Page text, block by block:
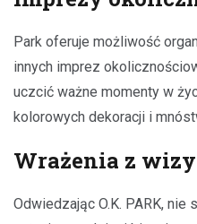
Park oferuje możliwość
innych imprez
uczcić ważne momenty w
kolorowych dekoracji i
Wrażenia z
Odwiedzając O.K. PARK,